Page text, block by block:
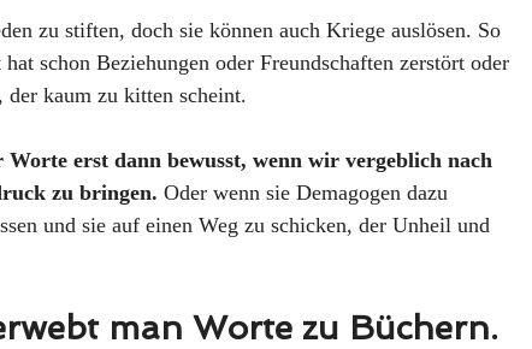
zu stiften, doch sie können auch Kriege auslösen. So
schon Beziehungen oder Freundschaften zerstört oder
der kaum zu kitten scheint.
erst dann bewusst, wenn wir vergeblich nach
zu bringen. Oder wenn sie Demagogen dazu
und sie auf einen Weg zu schicken, der Unheil und
man Worte zu Büchern.